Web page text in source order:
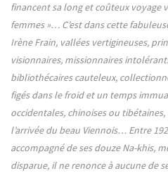
financent sa long et coûteux voyage
femmes »… C’est dans cette
Irène Frain, vallées vertigineuses,
visionnaires, missionnaires
bibliothécaires cauteleux,
figés dans le froid et un temps
occidentales, chinoises ou
l’arrivée du beau Viennois… Entre
accompagné de ses douze Na-khis,
disparue, il ne renonce à aucune de